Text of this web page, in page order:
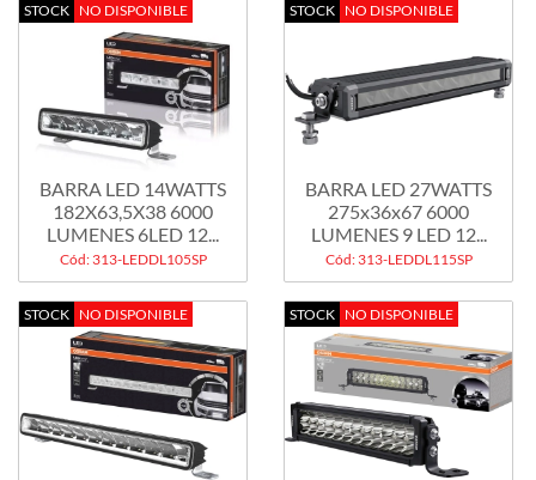
STOCK NO DISPONIBLE
BARRA LED 14WATTS
182X63,5X38 6000
LUMENES 6LED 12...
Cód: 313-LEDDL105SP
STOCK NO DISPONIBLE
BARRA LED 27WATTS
275x36x67 6000
LUMENES 9 LED 12...
Cód: 313-LEDDL115SP
STOCK NO DISPONIBLE STOCK NO DISPONIBLE